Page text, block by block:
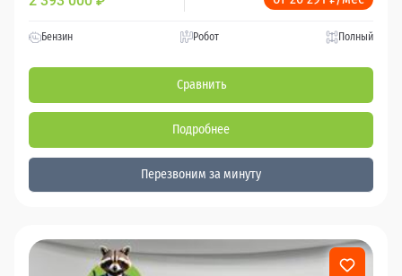
Бензин Робот Полный
Сравнить
Подробнее
Перезвоним за минуту